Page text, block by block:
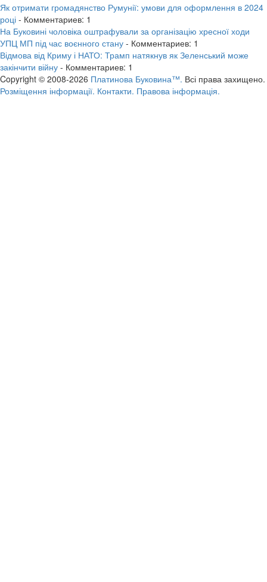
Як отримати громадянство Румунії: умови для оформлення в 2024
році - Комментариев: 1
На Буковині чоловіка оштрафували за організацію хресної ходи
УПЦ МП під час воєнного стану - Комментариев: 1
Відмова від Криму і НАТО: Трамп натякнув як Зеленський може
закінчити війну - Комментариев: 1
Copyright © 2008-2026 Платинова Буковина™. Всі права захищено.
Розміщення інформації. Контакти. Правова інформація.